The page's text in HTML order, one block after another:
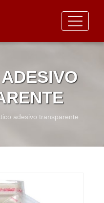
adesivo transparente